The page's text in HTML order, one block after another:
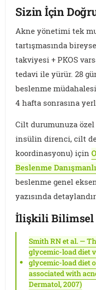
Sizin İçin
Akne yönetimi tek
tartışmasında
takviyesi + PKOS
tedavi ile yürür. 28
beslenme
4 hafta sonrasına
Cilt durumunuza
insülin direnci, cilt
koordinasyonu) için
Beslenme
beslenme genel
yazısında
İlişkili
Smith RN et al. —
glycemic-load diet
glycemic-load diet
associated with
Dermatol, 2007)